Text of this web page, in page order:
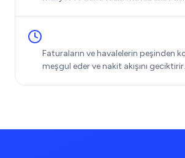
Faturaların ve havalelerin peşinden
meşgul eder ve nakit akışını geciktirir.